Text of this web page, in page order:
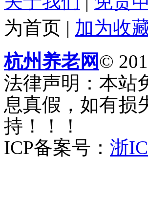
为首页 | 加为收
杭州养老网©
法律声明：本站
息真假，如有损
持！！！
ICP备案号： 浙